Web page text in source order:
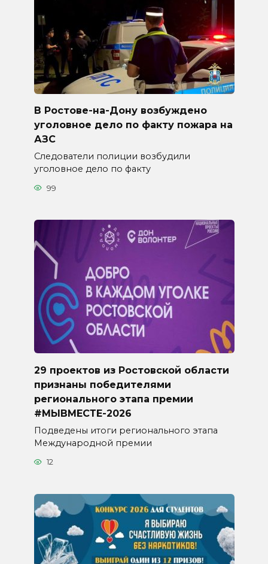
В Ростове-на-Дону возбуждено
уголовное дело по факту пожара на
АЗС
Следователи полиции возбудили
уголовное дело по факту
99
29 проектов из Ростовской области
признаны победителями
регионального этапа премии
#МЫВМЕСТЕ-2026
Подведены итоги регионального этапа
Международной премии
12